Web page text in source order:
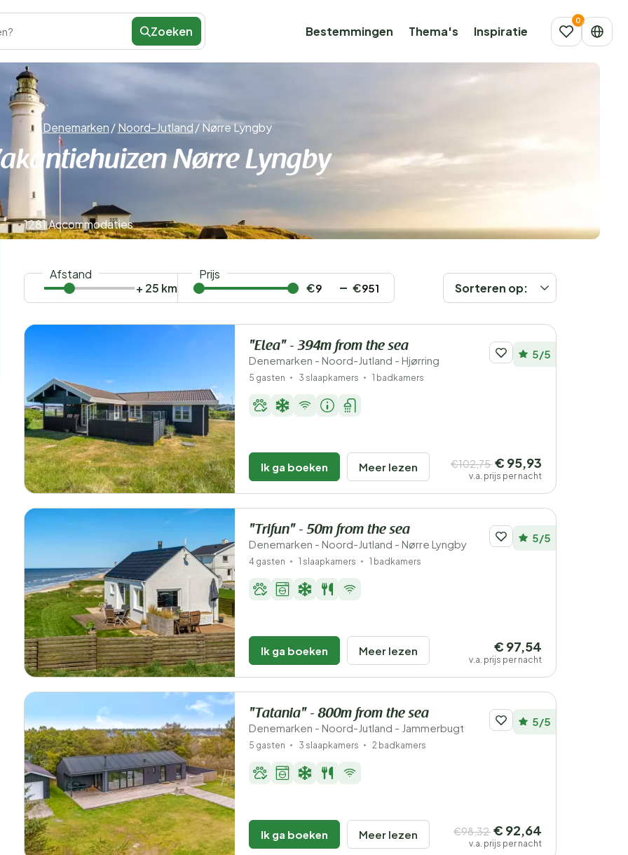
Zoeken Bestemmingen Thema's Inspiratie
Denemarken/Noord-Jutland/ Nørre Lyngby
Nørre Lyngby
1281 Accommodaties
Afstand
+ 25 km
Prijs
€
€ Sorteren op:
"Elea" - 394m from the sea
Denemarken - Noord-Jutland - Hjørring 5/5
5 gasten 3 slaapkamers 1 badkamers
Ik ga boeken Meer lezen €102,75 € 95,93
v.a. prijs per nacht
"Trifun" - 50m from the sea
Denemarken - Noord-Jutland - Nørre Lyngby 5/5
4 gasten 1 slaapkamers 1 badkamers
Ik ga boeken Meer lezen € 97,54
v.a. prijs per nacht
"Tatania" - 800m from the sea
Denemarken - Noord-Jutland - Jammerbugt 5/5
5 gasten 3 slaapkamers 2 badkamers
Ik ga boeken Meer lezen €98,32 € 92,64
v.a. prijs per nacht